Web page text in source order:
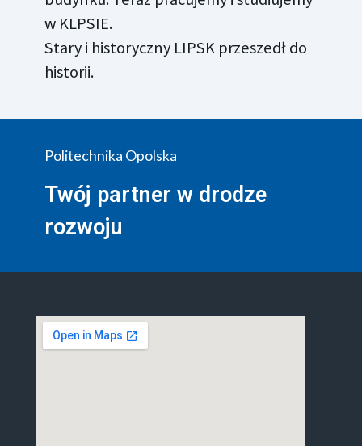
w KLPSIE.
Stary i historyczny LIPSK przeszedł do
historii.
Politechnika Opolska
Twój partner w drodze
rozwoju